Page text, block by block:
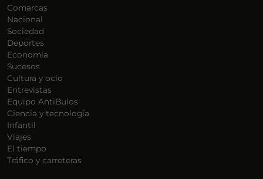
Comarcas
Nacional
Sociedad
Deportes
Economía
Sucesos
Cultura y ocio
Entrevistas
Equipo AntiBulos
Ciencia y tecnología
Infantil
Viajes
El tiempo
Tráfico y carreteras